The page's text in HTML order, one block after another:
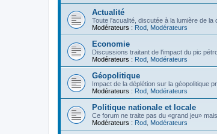
Actualité
Toute l'acualité, discutée à la lumière de
Modérateurs : Rod Modérateurs
Economie
Discussions traitant de l'impact du pic
Modérateurs : Rod Modérateurs
Géopolitique
Impact de la déplétion sur la géopolitique
Modérateurs : Rod Modérateurs
Politique nationale et locale
Ce forum ne traite pas du «grand jeu»
Modérateurs : Rod Modérateurs